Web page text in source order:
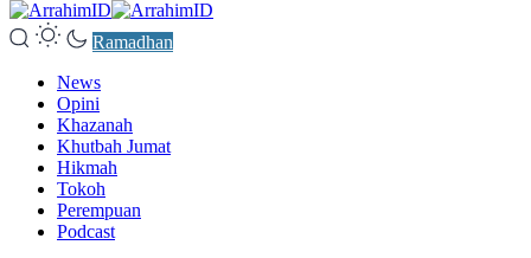
Ramadhan
News
Opini
Khazanah
Khutbah Jumat
Hikmah
Tokoh
Perempuan
Podcast